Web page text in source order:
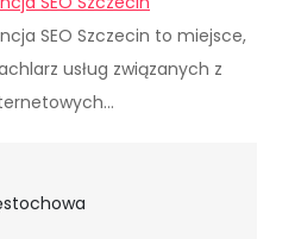
SEO Szczecin to miejsce,
usług związanych z